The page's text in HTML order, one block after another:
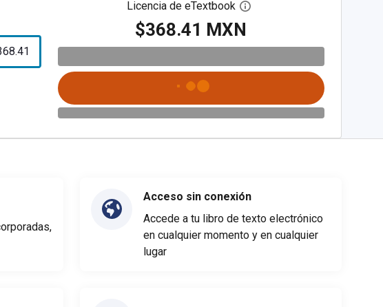
Licencia de eTextbook Abre el cuadro de diálogo
$368.41 MXN
Acceso sin conexión
Accede a tu libro de texto electrónico
en cualquier momento y en cualquier
lugar